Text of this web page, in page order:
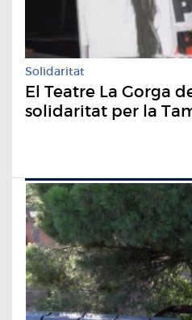
Solidaritat
El Teatre La Gorga
solidaritat per la